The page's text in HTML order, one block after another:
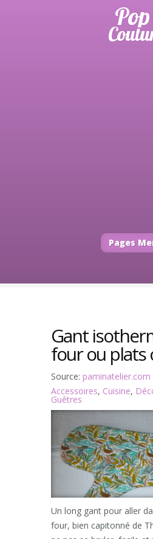
Pages
Gant
four ou plats
Source: paminatelier.com
Accessoires, Cuisine,
Guêtres
Un long gant pour aller
four, bien capitonné de